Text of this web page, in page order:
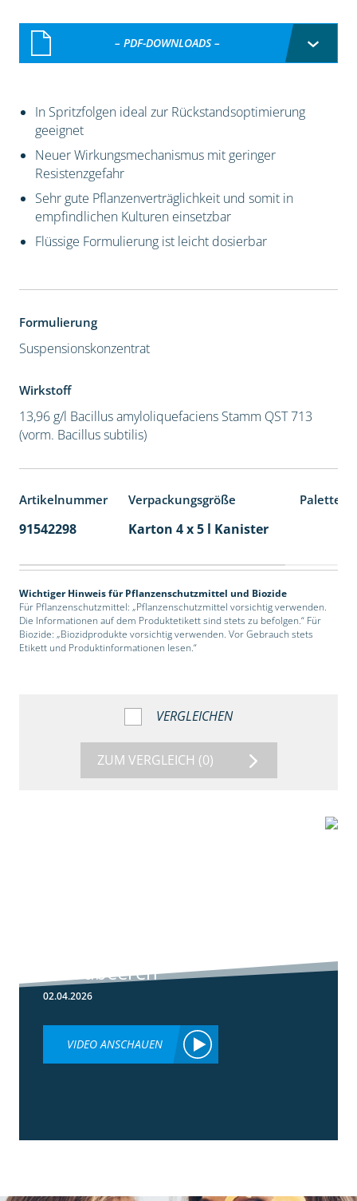
– PDF-DOWNLOADS –
In Spritzfolgen ideal zur Rückstandsoptimierung
geeignet
Neuer Wirkungsmechanismus mit geringer
Resistenzgefahr
Sehr gute Pflanzenverträglichkeit und somit in
empfindlichen Kulturen einsetzbar
Flüssige Formulierung ist leicht dosierbar
Formulierung
Suspensionskonzentrat
Wirkstoff
13,96 g/l Bacillus amyloliquefaciens Stamm QST 713
(vorm. Bacillus subtilis)
Artikelnummer Verpackungsgröße
91542298 Karton 4 x 5 l Kanister
Wichtiger Hinweis für Pflanzenschutzmittel und Biozide
Für Pflanzenschutzmittel: „Pflanzenschutzmittel vorsichtig verwenden.
Die Informationen auf dem Produktetikett sind stets zu befolgen.“ Für
Biozide: „Biozidprodukte vorsichtig verwenden. Vor Gebrauch stets
Etikett und Produktinformationen lesen.“
VERGLEICHEN
ZUM VERGLEICH (0)
in Erdbeeren
02.04.2026
VIDEO ANSCHAUEN